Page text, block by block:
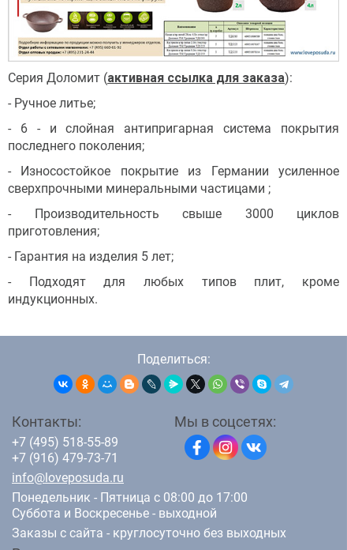
Серия Доломит (активная ссылка для заказа):
- Ручное литье;
- 6 - и слойная антипригарная система покрытия
последнего поколения;
- Износостойкое покрытие из Германии усиленное
сверхпрочными минеральными частицами ;
- Производительность свыше 3000 циклов
приготовления;
- Гарантия на изделия 5 лет;
- Подходят для любых типов плит, кроме
индукционных.
Поделиться:
Контакты:
+7 (495) 518-55-89
+7 (916) 479-73-71
info@loveposuda.ru
Понедельник - Пятница с 08:00 до 17:00
Суббота и Воскресенье - выходной
Заказы с сайта - круглосуточно без выходных
Мы в соцсетях: